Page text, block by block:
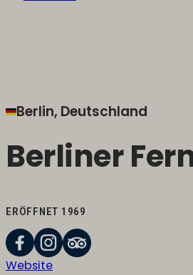
Berlin, Deutschland
Berliner
Website
ERÖFFNET 1969